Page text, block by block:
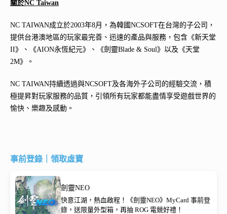
關於NC Taiwan
NC TAIWAN成立於2003年8月，為韓國NCSOFT在台灣的子公司，
提供台港澳地區的玩家最完善、迅速的產品與服務，包含《新天堂
II》、《AION永恆紀元》、《劍靈Blade & Soul》以及《天堂
2M》。
NC TAIWAN持續透過與NCSOFT及各海外子公司的經驗交流，積
極提昇對玩家服務的品質，引領所有玩家都能盡情享受遊戲世界的
愉快、樂趣及感動。
事前登錄｜領取虛寶
劍靈NEO
快意江湖，熱血啟程！《劍靈NEO》MyCard 事前登
錄，送限量外型箱，再抽 ROG 電競好禮！